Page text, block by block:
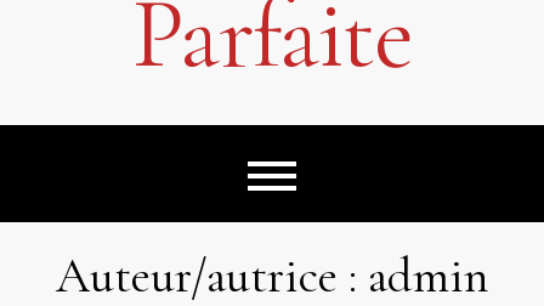
Parfaite
Auteur/autrice : admin